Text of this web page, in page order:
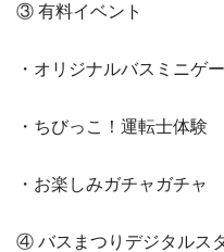
③ 有料イベント
・オリジナルバスミニゲ
・ちびっこ！運転士体験
・お楽しみガチャガチャ
④ バスまつりデジタルス